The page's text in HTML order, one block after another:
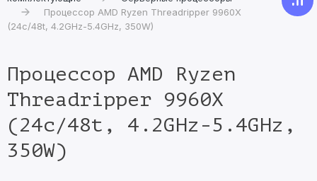
Процессор AMD Ryzen Threadripper 9960X
(24c/48t, 4.2GHz-5.4GHz, 350W)
Процессор AMD Ryzen
Threadripper 9960X
(24c/48t, 4.2GHz-5.4GHz,
350W)